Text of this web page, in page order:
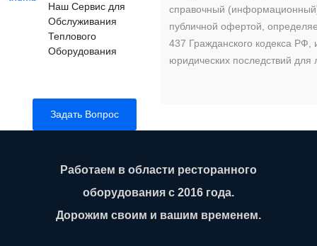
Наш Сервис для
Обслуживания
Теплового
Оборудования
Задать Вопрос
справочный
публичной офертой,
437 Гражданского кодекса РФ,
юридических последствий для
Работаем в области ресторанного
оборудования с 2016 года.
Дорожим своим и вашим временем.